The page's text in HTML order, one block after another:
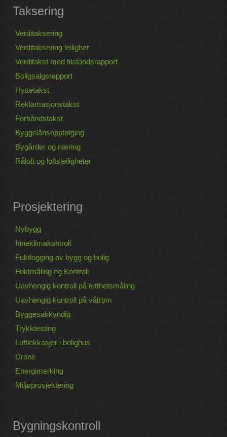
Taksering
Verditaksering
Verditaksering leilighet
Verditakst med tilstandsrapport
Boligsalgsrapport
Hyttetakst
Reklamasjonstakst
Forhåndstakst
Byggelånsoppfølging
Bygårder og næring
Råloft og loftsleiligheter
Prosjektering
Nybygg
Inneklimakontroll
Fuktlogging av bygg og bolig
Fuktmåling og Kontroll
Uavhengig kontroll på tetthetsmåling
Uavhengig kontroll på våtrom
Byggesakkyndig
Trykktesting
Luftlekkasjer i bolighus
Drone
Energimerking
Miljøprosjektering
Bygningskontroll